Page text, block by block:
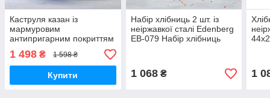
Каструля казан із
мармуровим
антипригарним покриттям
10 л 32 см Edenberg EB-
3981 Казан для всіх
різновидів плит
1 498 ₴ 1 598 ₴
Купити
Набір хлібниць 2 шт. із
неіржавкої сталі Edenberg
EB-079 Набір хлібниць
1 068₴ 1